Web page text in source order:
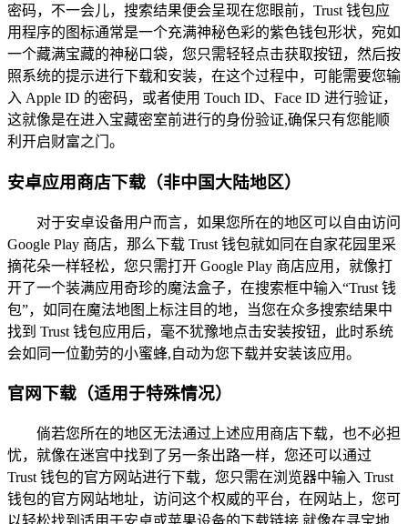
密码，不一会儿，搜索结果便会呈现在您眼前，Trust 钱包应
用程序的图标通常是一个充满神秘色彩的紫色钱包形状，宛如
一个藏满宝藏的神秘口袋，您只需轻轻点击获取按钮，然后按
照系统的提示进行下载和安装，在这个过程中，可能需要您输
入 Apple ID 的密码，或者使用 Touch ID、Face ID 进行验证，
这就像是在进入宝藏密室前进行的身份验证,确保只有您能顺
利开启财富之门。
安卓应用商店下载（非中国大陆地区）
对于安卓设备用户而言，如果您所在的地区可以自由访问
Google Play 商店，那么下载 Trust 钱包就如同在自家花园里采
摘花朵一样轻松，您只需打开 Google Play 商店应用，就像打
开了一个装满应用奇珍的魔法盒子，在搜索框中输入“Trust 钱
包”，如同在魔法地图上标注目的地，当您在众多搜索结果中
找到 Trust 钱包应用后，毫不犹豫地点击安装按钮，此时系统
会如同一位勤劳的小蜜蜂,自动为您下载并安装该应用。
官网下载（适用于特殊情况）
倘若您所在的地区无法通过上述应用商店下载，也不必担
忧，就像在迷宫中找到了另一条出路一样，您还可以通过
Trust 钱包的官方网站进行下载，您只需在浏览器中输入 Trust
钱包的官方网站地址，访问这个权威的平台，在网站上，您可
以轻松找到适用于安卓或苹果设备的下载链接,就像在寻宝地